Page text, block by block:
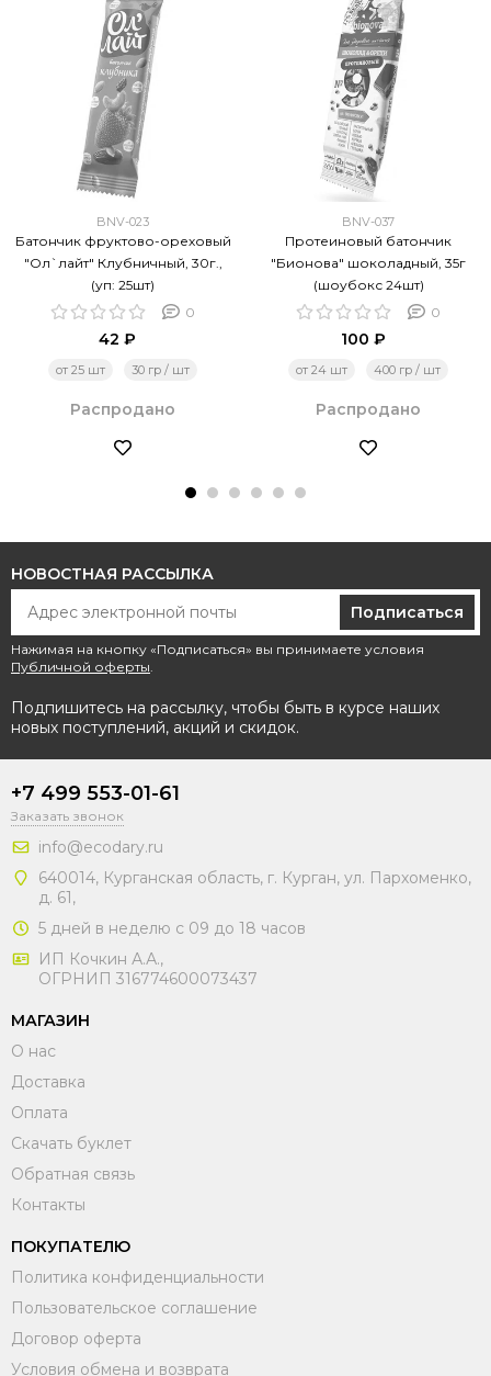
BNV-023
Батончик фруктово-ореховый
"Ол`лайт" Клубничный, 30г.,
(уп: 25шт)
0
42 ₽
от 25 шт 30 гр / шт
Распродано
BNV-037
Протеиновый батончик
"Бионова" шоколадный, 35г
(шоубокс 24шт)
0
100 ₽
от 24 шт 400 гр / шт
Распродано
НОВОСТНАЯ РАССЫЛКА
Подписаться
Нажимая на кнопку «Подписаться» вы принимаете условия
Публичной оферты
Подпишитесь на рассылку, чтобы быть в курсе наших
новых поступлений, акций и скидок.
+7 499 553-01-61
Заказать звонок
info@ecodary.ru
640014, Курганская область, г. Курган, ул. Пархоменко,
д. 61,
5 дней в неделю с 09 до 18 часов
ИП Кочкин А.А.,
ОГРНИП 316774600073437
МАГАЗИН
О нас
Доставка
Оплата
Скачать буклет
Обратная связь
Контакты
ПОКУПАТЕЛЮ
Политика конфиденциальности
Пользовательское соглашение
Договор оферта
Условия обмена и возврата